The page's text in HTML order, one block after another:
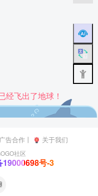
经飞出了地球！
广告合作丨 关于我们
社区
19000698号-3